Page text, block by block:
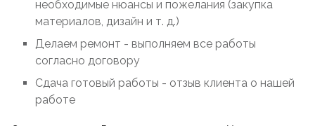
необходимые нюансы и пожелания (закупка
материалов, дизайн и т. д.)
Делаем ремонт - выполняем все работы
согласно договору
Сдача готовый работы - отзыв клиента о нашей
работе